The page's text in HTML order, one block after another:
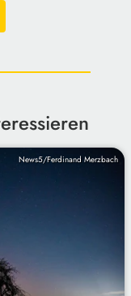
News5/Ferdinand Merzbach